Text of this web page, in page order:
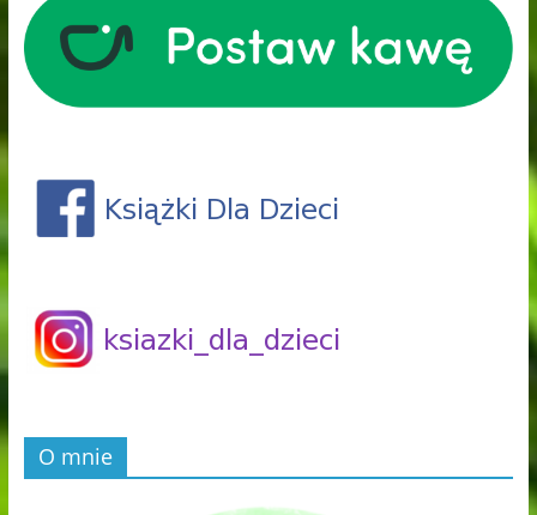
O mnie